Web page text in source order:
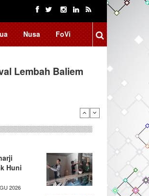
Nusa FoVi
Lembah Baliem
Huni
2026